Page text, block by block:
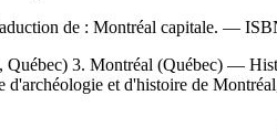
de : Montréal capitale. —
Québec) 3. Montréal (Québec)
et d'histoire de